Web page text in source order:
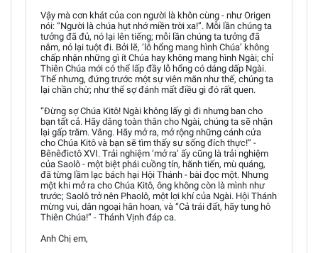
Vậy mà cơn khát của con người là khôn cùng - như Origen
nói: “Người là chúa hụt nhớ miền trời xa!”. Mỗi lần chúng ta
tưởng đã đủ, nó lại lên tiếng; mỗi lần chúng ta tưởng đã
nắm, nó lại tuột đi. Bởi lẽ, ‘lỗ hổng mang hình Chúa’ không
chấp nhận những gì ít Chúa hay không mang hình Ngài; chỉ
Thiên Chúa mới có thể lấp đầy lỗ hổng có dáng dấp Ngài.
Thế nhưng, đứng trước một sự viên mãn như thế, chúng ta
lại chần chừ; như thể sợ đánh mất điều gì đó rất quen.
“Đừng sợ Chúa Kitô! Ngài không lấy gì đi nhưng ban cho
bạn tất cả. Hãy dâng toàn thân cho Ngài, chúng ta sẽ nhận
lại gấp trăm. Vâng. Hãy mở ra, mở rộng những cánh cửa
cho Chúa Kitô và bạn sẽ tìm thấy sự sống đích thực!” -
Bênêđictô XVI. Trải nghiệm ‘mở ra’ ấy cũng là trải nghiệm
của Saolô - một biệt phái cuồng tín, hãnh tiến, mù quáng,
đã từng lầm lạc bách hại Hội Thánh - bài đọc một. Nhưng
một khi mở ra cho Chúa Kitô, ông không còn là mình như
trước; Saolô trở nên Phaolô, một lợi khí của Ngài. Hội Thánh
mừng vui, dân ngoại hân hoan, và “Cả trái đất, hãy tung hô
Thiên Chúa!” - Thánh Vịnh đáp ca.
Anh Chị em,